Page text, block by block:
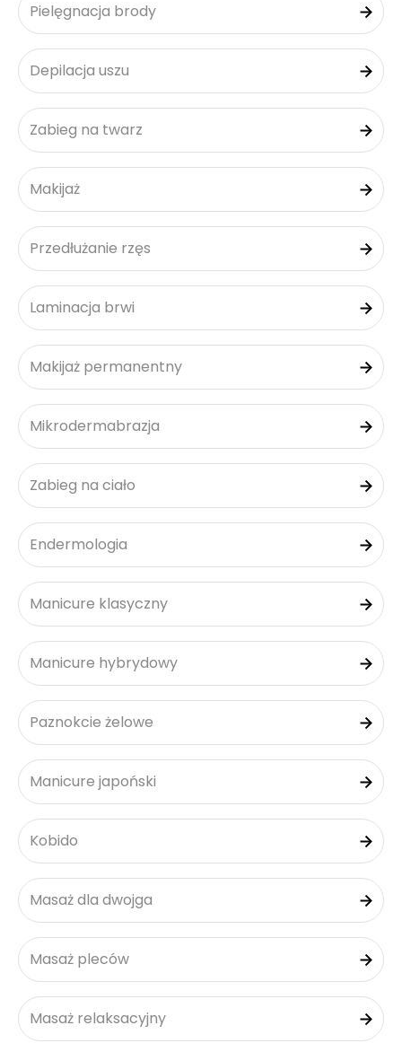
Pielęgnacja brody
Depilacja uszu
Zabieg na twarz
Makijaż
Przedłużanie rzęs
Laminacja brwi
Makijaż permanentny
Mikrodermabrazja
Zabieg na ciało
Endermologia
Manicure klasyczny
Manicure hybrydowy
Paznokcie żelowe
Manicure japoński
Kobido
Masaż dla dwojga
Masaż pleców
Masaż relaksacyjny